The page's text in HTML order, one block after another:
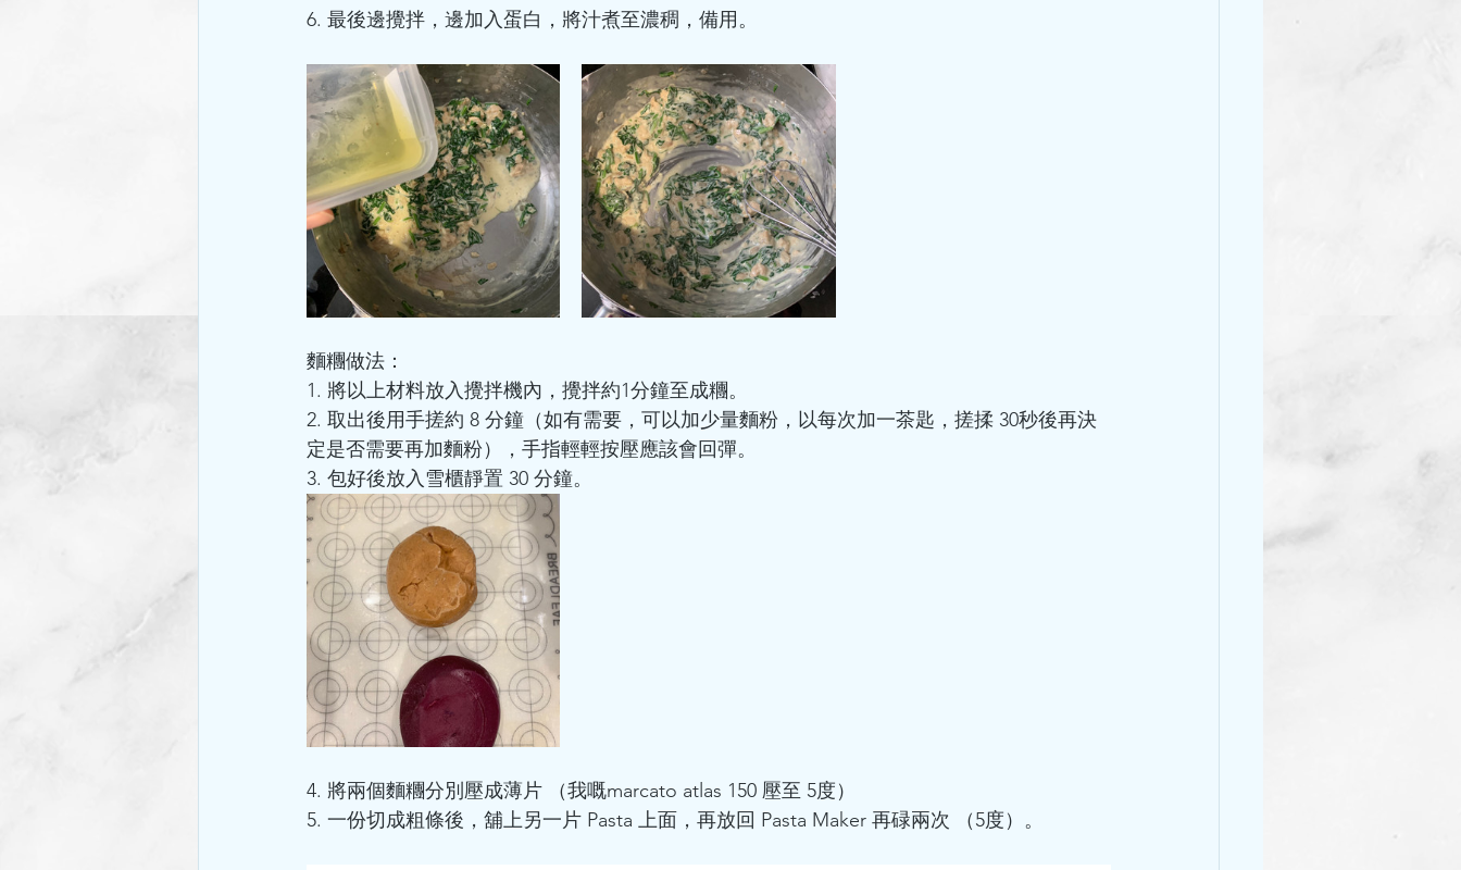
6. 最後邊攪拌，邊加入蛋白，將汁煮至濃稠，備用。
麵糰做法：
1. 將以上材料放入攪拌機內，攪拌約1分鐘至成糰。
2. 取出後用手搓約 8 分鐘（如有需要，可以加少量麵粉，以每次加一茶匙，搓揉 30秒後再決
定是否需要再加麵粉），手指輕輕按壓應該會回彈。
3. 包好後放入雪櫃靜置 30 分鐘。
4. 將兩個麵糰分別壓成薄片 （我嘅marcato atlas 150 壓至 5度）
5. 一份切成粗條後，舖上另一片 Pasta 上面，再放回 Pasta Maker 再碌兩次 （5度）。